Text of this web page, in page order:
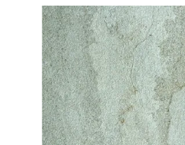
DEMANDEZ
UN DEVIS
PLAN